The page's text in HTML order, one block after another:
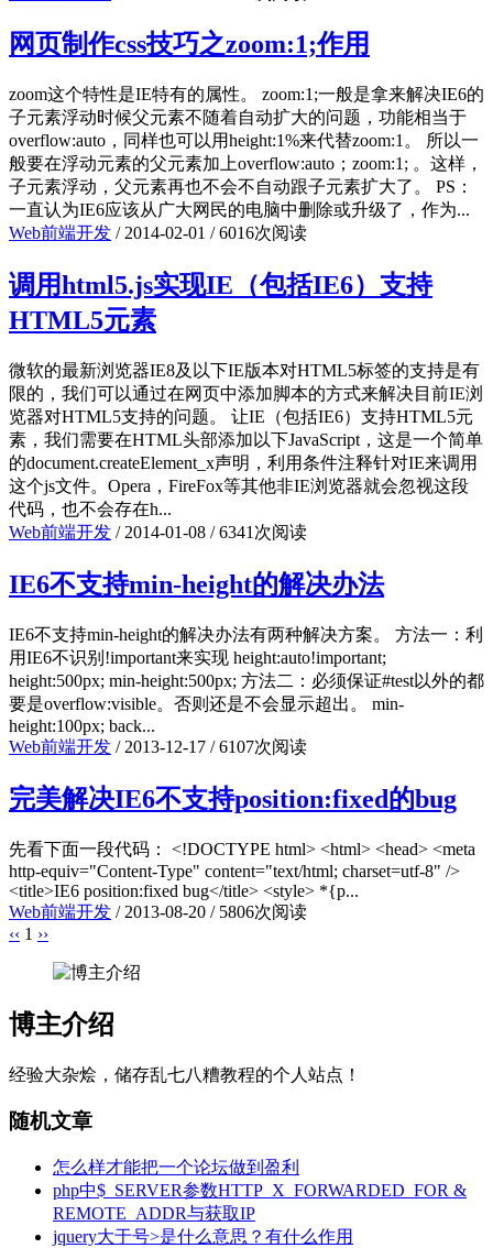
网页制作css技巧之zoom:1;作用
zoom这个特性是IE特有的属性。 zoom:1;一般是拿来解决IE6的
子元素浮动时候父元素不随着自动扩大的问题，功能相当于
overflow:auto，同样也可以用height:1%来代替zoom:1。 所以一
般要在浮动元素的父元素加上overflow:auto；zoom:1; 。这样，
子元素浮动，父元素再也不会不自动跟子元素扩大了。 PS：
一直认为IE6应该从广大网民的电脑中删除或升级了，作为...
Web前端开发 / 2014-02-01 / 6016次阅读
调用html5.js实现IE（包括IE6）支持
HTML5元素
微软的最新浏览器IE8及以下IE版本对HTML5标签的支持是有
限的，我们可以通过在网页中添加脚本的方式来解决目前IE浏
览器对HTML5支持的问题。 让IE（包括IE6）支持HTML5元
素，我们需要在HTML头部添加以下JavaScript，这是一个简单
的document.createElement_x声明，利用条件注释针对IE来调用
这个js文件。Opera，FireFox等其他非IE浏览器就会忽视这段
代码，也不会存在h...
Web前端开发 / 2014-01-08 / 6341次阅读
IE6不支持min-height的解决办法
IE6不支持min-height的解决办法有两种解决方案。 方法一：利
用IE6不识别!important来实现 height:auto!important;
height:500px; min-height:500px; 方法二：必须保证#test以外的都
要是overflow:visible。否则还是不会显示超出。 min-
height:100px; back...
Web前端开发 / 2013-12-17 / 6107次阅读
完美解决IE6不支持position:fixed的bug
先看下面一段代码： <!DOCTYPE html> <html> <head> <meta
http-equiv="Content-Type" content="text/html; charset=utf-8" />
<title>IE6 position:fixed bug</title> <style> *{p...
Web前端开发 / 2013-08-20 / 5806次阅读
‹‹ 1 ››
博主介绍
经验大杂烩，储存乱七八糟教程的个人站点！
随机文章
怎么样才能把一个论坛做到盈利
php中$_SERVER参数HTTP_X_FORWARDED_FOR &
REMOTE_ADDR与获取IP
jquery大于号>是什么意思？有什么作用